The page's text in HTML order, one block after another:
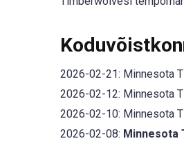
2026-02-21: Minnesota
2026-02-12: Minnesota
2026-02-10: Minnesota
2026-02-08: Minnesota